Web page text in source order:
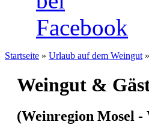
Startseite » Urlaub auf dem Weingut »
Weingut &
(Weinregion Mosel -